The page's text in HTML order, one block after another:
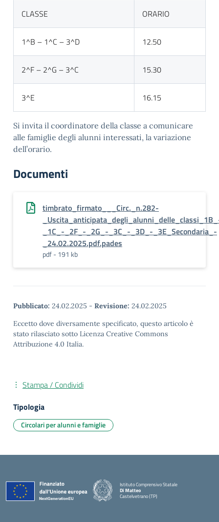
CLASSE ORARIO
1^B – 1^C – 3^D 12.50
2^F – 2^G – 3^C 15.30
3^E 16.15
Si invita il coordinatore della classe a comunicare
alle famiglie degli alunni interessati, la variazione
dell’orario.
Documenti
timbrato_firmato___Circ._n.282-
_1C_-_2F_-_2G_-_3C_-_3D_-_3E_Secondaria_-
_24.02.2025.pdf.pades
pdf - 191 kb
Pubblicato: 24.02.2025 - Revisione: 24.02.2025
Eccetto dove diversamente specificato, questo articolo è
stato rilasciato sotto Licenza Creative Commons
Attribuzione 4.0 Italia.
Stampa / Condividi
Tipologia
Circolari per alunni e famiglie
Istituto Comprensivo Statale
Di Matteo
Castelvetrano (TP)